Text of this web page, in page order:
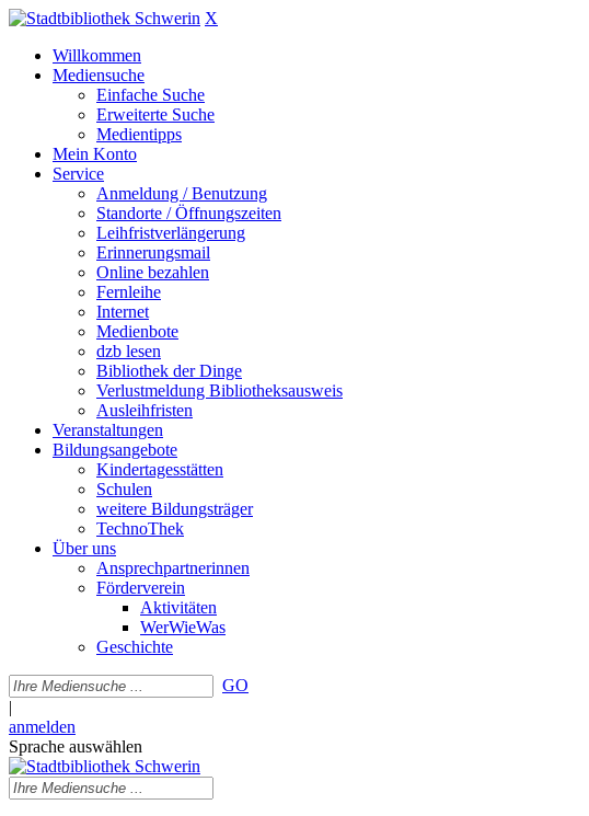
X
Willkommen
Mediensuche
Einfache Suche
Erweiterte Suche
Medientipps
Mein Konto
Service
Anmeldung / Benutzung
Standorte / Öffnungszeiten
Leihfristverlängerung
Erinnerungsmail
Online bezahlen
Fernleihe
Internet
Medienbote
dzb lesen
Bibliothek der Dinge
Verlustmeldung Bibliotheksausweis
Ausleihfristen
Veranstaltungen
Bildungsangebote
Kindertagesstätten
Schulen
weitere Bildungsträger
TechnoThek
Über uns
Ansprechpartnerinnen
Förderverein
Aktivitäten
WerWieWas
Geschichte
GO
|
anmelden
Sprache auswählen